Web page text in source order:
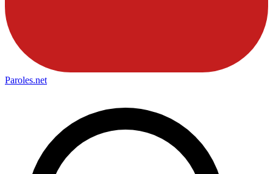
Paroles.net